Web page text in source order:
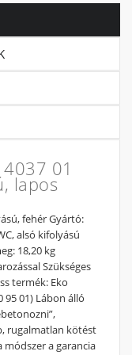
01
lapos
fehér Gyártó:
alsó kifolyású
18,20 kg
Szükséges
termék: Eko
95 01) Lábon álló
rugalmatlan kötést
módszer a garancia